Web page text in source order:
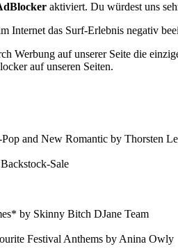
aktiviert. Du würdest uns
Internet das Surf-Erlebnis negativ
Werbung auf unserer Seite die
auf unseren Seiten.
and New Romantic by Thorsten
Sale
by Skinny Bitch DJane Team
Festival Anthems by Anina Owly